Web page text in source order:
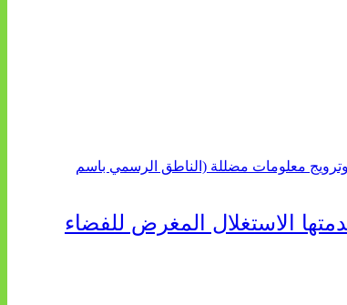
الاستغلال المغرض للفضاء